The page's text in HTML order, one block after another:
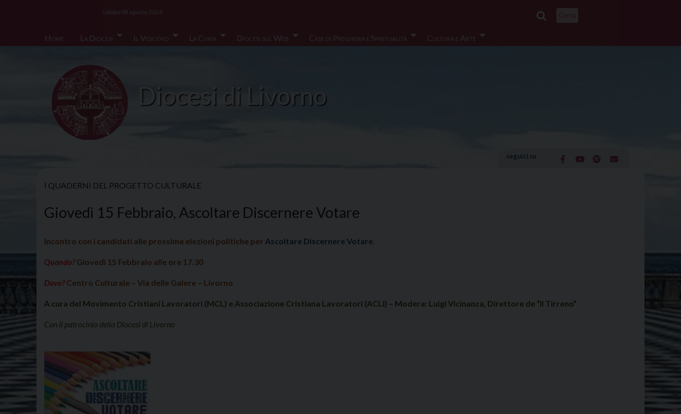
Home
La Diocesi Il Vescovo La Curia Diocesi sul Web Case di Preghiera e Spiritualità Cultura e Arte
sabato 08 agosto 2026
Diocesi di Livorno
seguici su
I QUADERNI DEL PROGETTO CULTURALE
Giovedì 15 Febbraio, Ascoltare Discernere Votare
Incontro con i candidati alle prossime elezioni politiche per Ascoltare Discernere Votare.
Quando? Giovedì 15 Febbraio alle ore 17.30
Dove? Centro Culturale – Via delle Galere – Livorno
A cura del Movimento Cristiani Lavoratori (MCL) e Associazione Cristiana Lavoratori (ACLI) – Modera: Luigi Vicinanza, Direttore de “Il Tirreno”
Con il patrocinio della Diocesi di Livorno